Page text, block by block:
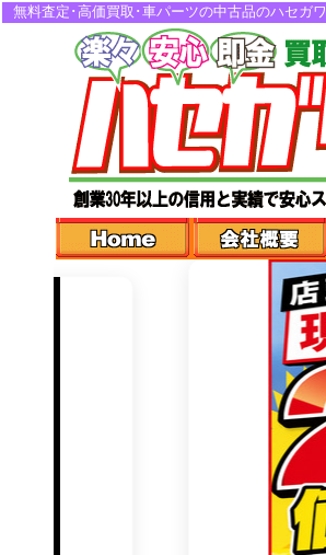
無料査定･高価買取･車パーツの中古品のハセガワ